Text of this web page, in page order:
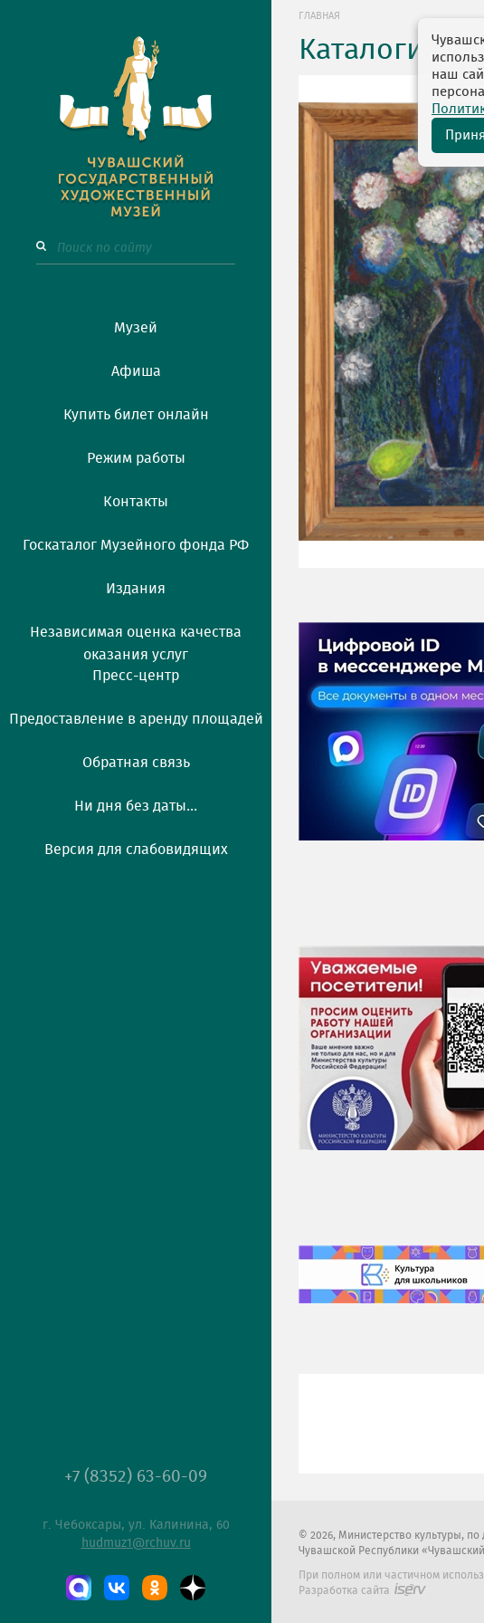
Музей
Афиша
Купить билет онлайн
Режим работы
Контакты
Госкаталог Музейного фонда РФ
Издания
Независимая оценка качества
оказания услуг
Пресс-центр
Предоставление в аренду площадей
Обратная связь
Ни дня без даты...
Версия для слабовидящих
+7 (8352) 63-60-09
г. Чебоксары, ул. Калинина, 60
hudmuz1@rchuv.ru
ГЛАВНАЯ
Каталоги
2026, Министерство культуры,
Чувашской Республики
При полном или частичном
Разработка сайта
наш